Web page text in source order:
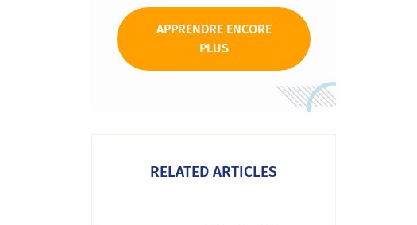
APPRENDRE ENCORE
PLUS
RELATED ARTICLES